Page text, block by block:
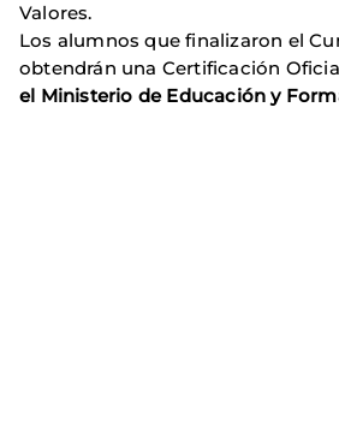
Valores.
Los alumnos que finalizaron el
obtendrán una Certificación
el Ministerio de Educación y